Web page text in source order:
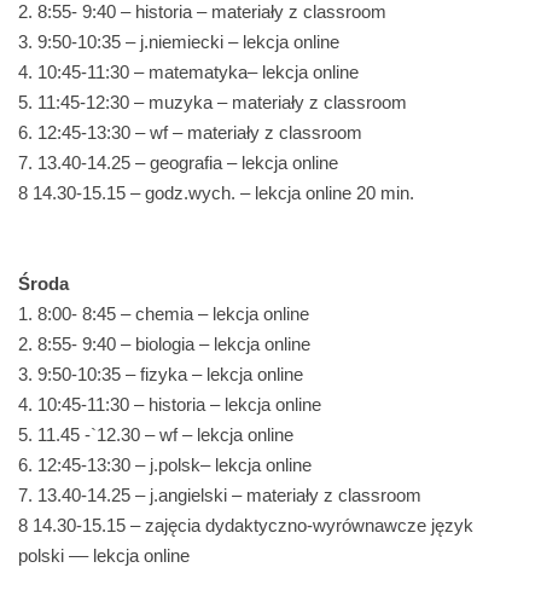
2. 8:55- 9:40 – historia – materiały z classroom
3. 9:50-10:35 – j.niemiecki – lekcja online
4. 10:45-11:30 – matematyka– lekcja online
5. 11:45-12:30 – muzyka – materiały z classroom
6. 12:45-13:30 – wf – materiały z classroom
7. 13.40-14.25 – geografia – lekcja online
8 14.30-15.15 – godz.wych. – lekcja online 20 min.
Środa
1. 8:00- 8:45 – chemia – lekcja online
2. 8:55- 9:40 – biologia – lekcja online
3. 9:50-10:35 – fizyka – lekcja online
4. 10:45-11:30 – historia – lekcja online
5. 11.45 -`12.30 – wf – lekcja online
6. 12:45-13:30 – j.polsk– lekcja online
7. 13.40-14.25 – j.angielski – materiały z classroom
8 14.30-15.15 – zajęcia dydaktyczno-wyrównawcze język
polski –– lekcja online